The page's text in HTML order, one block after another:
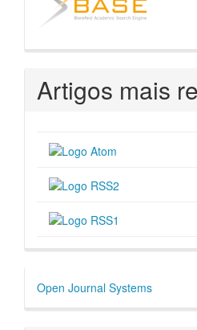
Artigos mais
Desenvolvido
por
Open Journal Systems